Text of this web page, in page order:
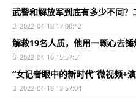
武警和解放军到底有多少不同？
2022-04-18 17:00:42
解救19名人质，他用一颗心去
2022-04-18 15:57:51
“女记者眼中的新时代”微视频+
2022-04-18 13:57:04